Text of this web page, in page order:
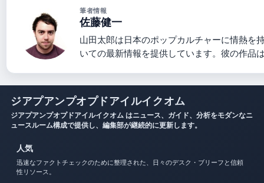
筆者情報
佐藤健一
山田太郎は日本のポップカルチャーに情熱を
いての最新情報を提供しています。彼の作品
ジアプアンプオプドアイルイクオム
ジアプアンプオプドアイルイクオム はニュース、ガイド、分析をモダンなニ
ュースルーム構成で提供し、編集部が継続的に更新します。
人気
迅速なファクトチェックのために整理された、日々のデスク・ブリーフと信頼
性リソース。